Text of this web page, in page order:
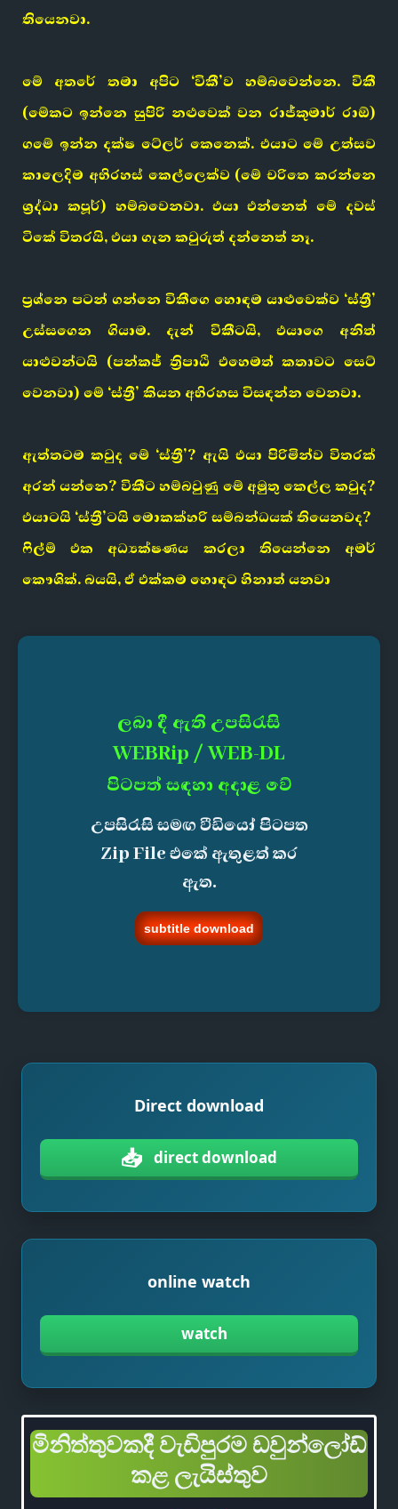
තියෙනවා.
මේ අතරේ තමා අපිට ‘විකී’ව හම්බවෙන්නෙ. විකී
(මේකට ඉන්නෙ සුපිරි නළුවෙක් වන රාජ්කුමාර් රාඕ)
ගමේ ඉන්න දක්ෂ ටේලර් කෙනෙක්. එයාට මේ උත්සව
කාලෙදිම අභිරහස් කෙල්ලෙක්ව (මේ චරිතෙ කරන්නෙ
ශ්‍රද්ධා කපූර්) හම්බවෙනවා. එයා එන්නෙත් මේ දවස්
ටිකේ විතරයි, එයා ගැන කවුරුත් දන්නෙත් නෑ.
ප්‍රශ්නෙ පටන් ගන්නෙ විකීගෙ හොඳම යාළුවෙක්ව ‘ස්ත්‍රී’
උස්සගෙන ගියාම. දැන් විකීටයි, එයාගෙ අනිත්
යාළුවන්ටයි (පන්කජ් ත්‍රිපාඨි එහෙමත් කතාවට සෙට්
වෙනවා) මේ ‘ස්ත්‍රී’ කියන අභිරහස විසඳන්න වෙනවා.
ඇත්තටම කවුද මේ ‘ස්ත්‍රී’? ඇයි එයා පිරිමින්ව විතරක්
අරන් යන්නෙ? විකීට හම්බවුණු මේ අමුතු කෙල්ල කවුද?
එයාටයි ‘ස්ත්‍රී’ටයි මොකක්හරි සම්බන්ධයක් තියෙනවද?
ෆිල්ම් එක අධ්‍යක්ෂණය කරලා තියෙන්නෙ අමර්
කෞශික්. බයයි, ඒ එක්කම හොඳට හිනාත් යනවා
ලබා දී ඇති උපසිරැසි
WEBRip / WEB-DL
පිටපත් සඳහා අදාළ වේ
උපසිරැසි සමඟ වීඩියෝ පිටපත
Zip File එකේ ඇතුළත් කර
ඇත.
subtitle download
Direct download
📥 direct download
online watch
watch
මිනිත්තුවකදී වැඩිපුරම ඩවුන්ලෝඩ්
කළ ලැයිස්තුව